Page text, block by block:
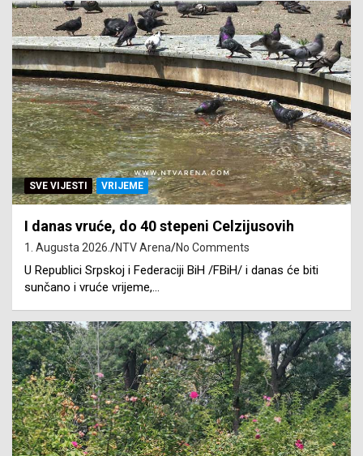
SVE VIJESTI VRIJEME
I danas vruće, do 40 stepeni Celzijusovih
1. Augusta 2026. NTV Arena No Comments
U Republici Srpskoj i Federaciji BiH /FBiH/ i danas će biti
sunčano i vruće vrijeme,…